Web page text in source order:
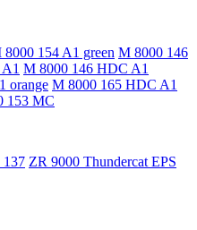
8000 154 A1 green M 8000 146
M 8000 146 HDC A1
orange M 8000 165 HDC A1
153 MC
137 ZR 9000 Thundercat EPS